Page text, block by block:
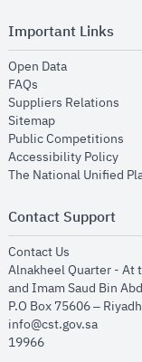
Important Links
Open Dataopens in new
FAQs
Suppliers Relations
Sitemapopens in new
Public Competitions
Accessibility Policy
The National Unified
Contact Support
Contact Us
Alnakheel Quarter - At
and Imam Saud Bin
P.O Box 75606 –
info@cst.gov.sa
19966